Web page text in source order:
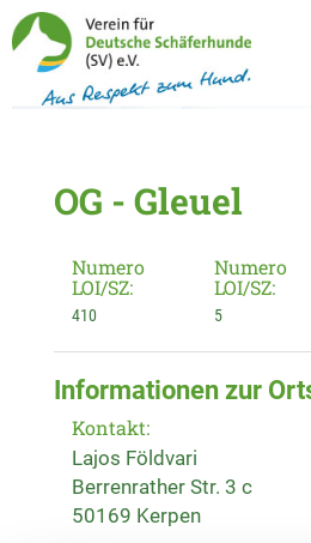
OG - Gleuel
Numero
LOI/SZ:
410
Numero
LOI/SZ:
5
Informationen zur
Kontakt:
Lajos Földvari
Berrenrather Str. 3 c
50169 Kerpen